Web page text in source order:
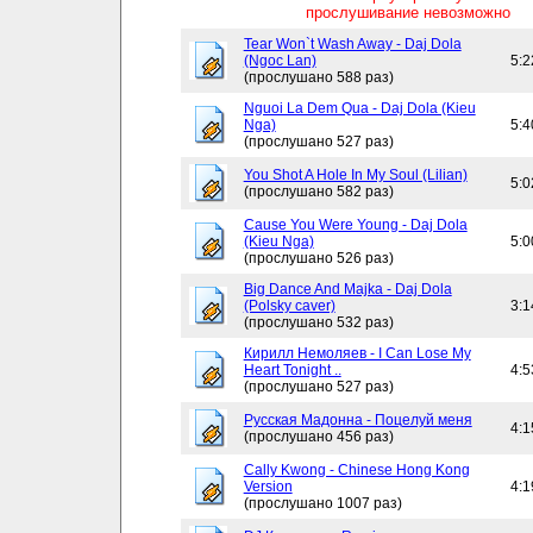
прослушивание невозможно
Tear Won`t Wash Away - Daj Dola
(Ngoc Lan)
(прослушано 588 раз)
Nguoi La Dem Qua - Daj Dola (Kieu
Nga)
(прослушано 527 раз)
You Shot A Hole In My Soul (Lilian)
(прослушано 582 раз)
Cause You Were Young - Daj Dola
(Kieu Nga)
(прослушано 526 раз)
Big Dance And Majka - Daj Dola
(Polsky caver)
(прослушано 532 раз)
Кирилл Немоляев - I Can Lose My
Heart Tonight ..
(прослушано 527 раз)
Русская Мадонна - Поцелуй меня
(прослушано 456 раз)
Cally Kwong - Chinese Hong Kong
Version
(прослушано 1007 раз)